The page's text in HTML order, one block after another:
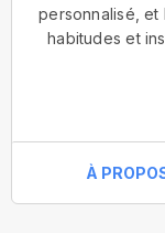
personnalisé, et
habitudes et
À